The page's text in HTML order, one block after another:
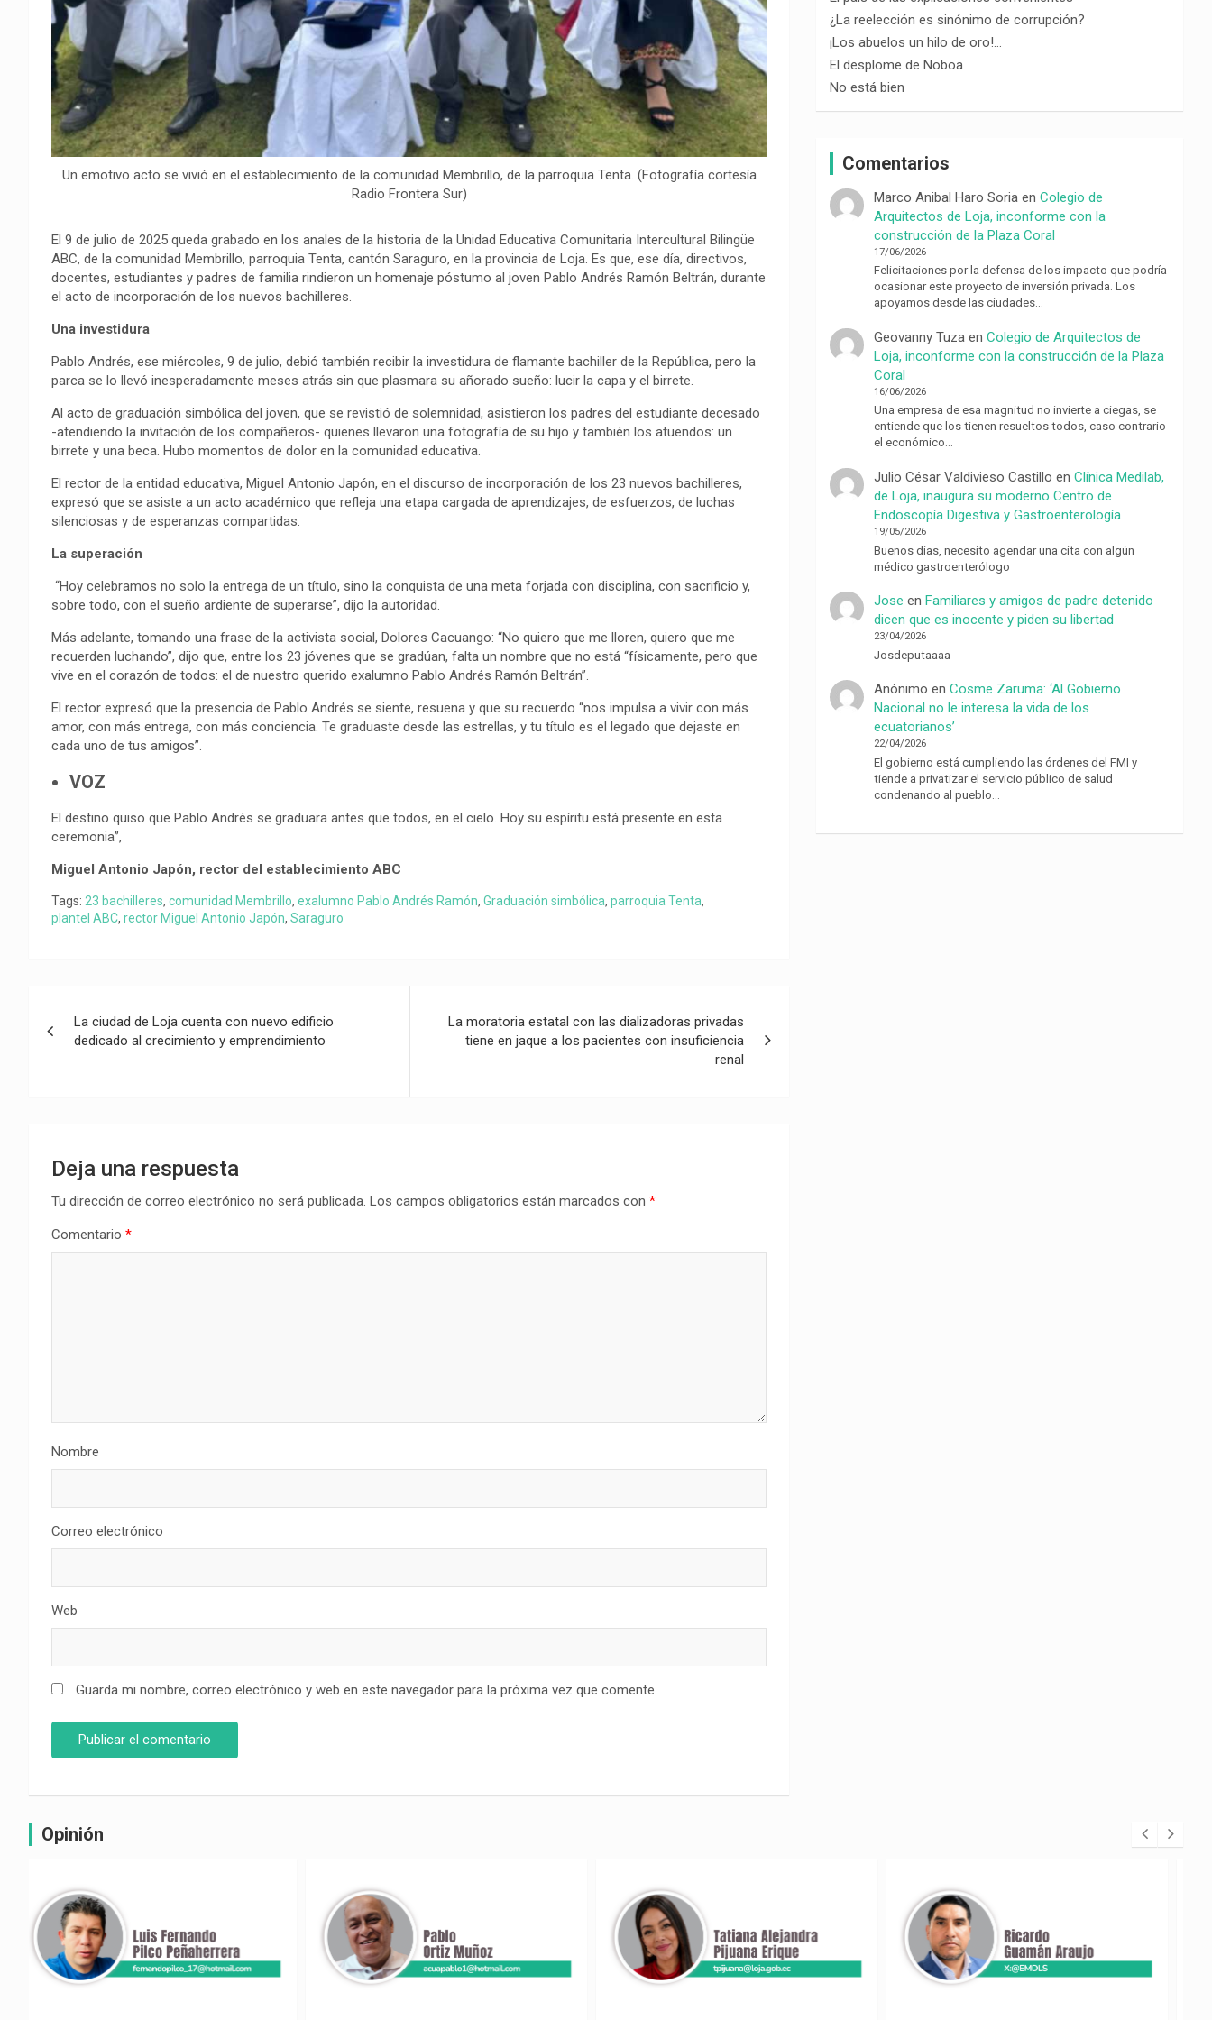
Un emotivo acto se vivió en el establecimiento de la comunidad Membrillo, de la parroquia Tenta. (Fotografía cortesía
Radio Frontera Sur)
El 9 de julio de 2025 queda grabado en los anales de la historia de la Unidad Educativa Comunitaria Intercultural Bilingüe
ABC, de la comunidad Membrillo, parroquia Tenta, cantón Saraguro, en la provincia de Loja. Es que, ese día, directivos,
docentes, estudiantes y padres de familia rindieron un homenaje póstumo al joven Pablo Andrés Ramón Beltrán, durante
el acto de incorporación de los nuevos bachilleres.
Una investidura
Pablo Andrés, ese miércoles, 9 de julio, debió también recibir la investidura de flamante bachiller de la República, pero la
parca se lo llevó inesperadamente meses atrás sin que plasmara su añorado sueño: lucir la capa y el birrete.
Al acto de graduación simbólica del joven, que se revistió de solemnidad, asistieron los padres del estudiante decesado
-atendiendo la invitación de los compañeros- quienes llevaron una fotografía de su hijo y también los atuendos: un
birrete y una beca. Hubo momentos de dolor en la comunidad educativa.
El rector de la entidad educativa, Miguel Antonio Japón, en el discurso de incorporación de los 23 nuevos bachilleres,
expresó que se asiste a un acto académico que refleja una etapa cargada de aprendizajes, de esfuerzos, de luchas
silenciosas y de esperanzas compartidas.
La superación
“Hoy celebramos no solo la entrega de un título, sino la conquista de una meta forjada con disciplina, con sacrificio y,
sobre todo, con el sueño ardiente de superarse”, dijo la autoridad.
Más adelante, tomando una frase de la activista social, Dolores Cacuango: “No quiero que me lloren, quiero que me
recuerden luchando”, dijo que, entre los 23 jóvenes que se gradúan, falta un nombre que no está “físicamente, pero que
vive en el corazón de todos: el de nuestro querido exalumno Pablo Andrés Ramón Beltrán”.
El rector expresó que la presencia de Pablo Andrés se siente, resuena y que su recuerdo “nos impulsa a vivir con más
amor, con más entrega, con más conciencia. Te graduaste desde las estrellas, y tu título es el legado que dejaste en
cada uno de tus amigos”.
VOZ
El destino quiso que Pablo Andrés se graduara antes que todos, en el cielo. Hoy su espíritu está presente en esta
ceremonia”,
Miguel Antonio Japón, rector del establecimiento ABC
Tags: 23 bachilleres, comunidad Membrillo, exalumno Pablo Andrés Ramón, Graduación simbólica, parroquia Tenta,
plantel ABC, rector Miguel Antonio Japón, Saraguro
de
La ciudad de Loja cuenta con nuevo edificio
dedicado al crecimiento y emprendimiento
La moratoria estatal con las dializadoras privadas
tiene en jaque a los pacientes con insuficiencia
renal
Deja una respuesta
Tu dirección de correo electrónico no será publicada. Los campos obligatorios están marcados con *
Comentario *
Nombre
Correo electrónico
Web
Guarda mi nombre, correo electrónico y web en este navegador para la próxima vez que comente.
¿La reelección es sinónimo de corrupción?
¡Los abuelos un hilo de oro!…
El desplome de Noboa
No está bien
Comentarios
Marco Anibal Haro Soria enColegio de
Arquitectos de Loja, inconforme con la
construcción de la Plaza Coral
17/06/2026
Felicitaciones por la defensa de los impacto que podría
ocasionar este proyecto de inversión privada. Los
apoyamos desde las ciudades…
Geovanny Tuza enColegio de Arquitectos de
Loja, inconforme con la construcción de la Plaza
Coral
16/06/2026
Una empresa de esa magnitud no invierte a ciegas, se
entiende que los tienen resueltos todos, caso contrario
el económico…
Julio César Valdivieso Castillo enClínica Medilab,
de Loja, inaugura su moderno Centro de
Endoscopía Digestiva y Gastroenterología
19/05/2026
Buenos días, necesito agendar una cita con algún
médico gastroenterólogo
Jose enFamiliares y amigos de padre detenido
dicen que es inocente y piden su libertad
23/04/2026
Josdeputaaaa
Anónimo enCosme Zaruma: ‘Al Gobierno
Nacional no le interesa la vida de los
ecuatorianos’
22/04/2026
El gobierno está cumpliendo las órdenes del FMI y
tiende a privatizar el servicio público de salud
condenando al pueblo…
Opinión